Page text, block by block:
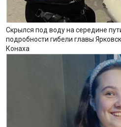
Скрылся под воду на середине
подробности гибели главы
Конаха